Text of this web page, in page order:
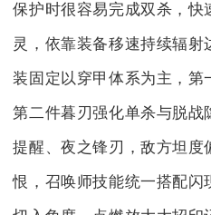
保护时很容易完成双杀，快
灵，依靠装备移速持续辐射
装固定以穿甲体系为主，第
第二件暮刃强化单杀与脱战
提醒、夜之锋刃，敌方坦度
恨，召唤师技能统一搭配闪